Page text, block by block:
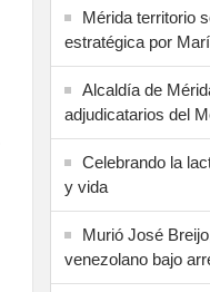
Mérida territorio
estratégica por
Alcaldía de
adjudicatarios del
Celebrando la
y vida
Murió José
venezolano bajo